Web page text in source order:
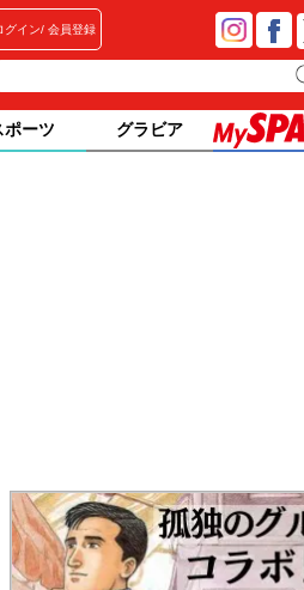
グイン 会員登録
ポーツ グラビア